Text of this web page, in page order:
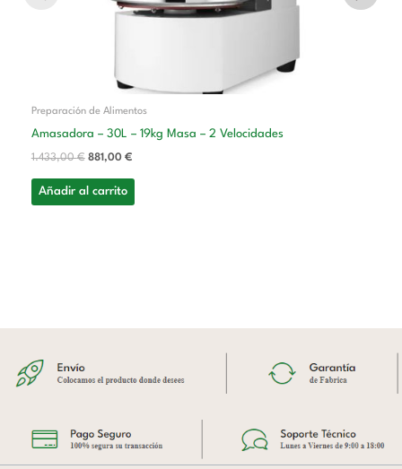
Preparación de Alimentos
Amasadora – 30L – 19kg Masa – 2 Velocidades
1.433,00€ 881,00 €
Añadir al carrito